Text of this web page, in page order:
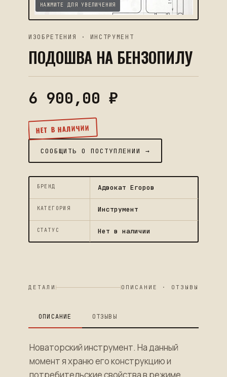
НАЖМИТЕ ДЛЯ УВЕЛИЧЕНИЯ
ИЗОБРЕТЕНИЯ · ИНСТРУМЕНТ
ПОДОШВА НА БЕНЗОПИЛУ
6 900,00₽
НЕТ В НАЛИЧИИ
СООБЩИТЬ О ПОСТУПЛЕНИИ →
БРЕНД Адвокат Егоров
КАТЕГОРИЯ Инструмент
СТАТУС Нет в наличии
ДЕТАЛИ ОПИСАНИЕ · ОТЗЫВЫ
ОПИСАНИЕ ОТЗЫВЫ
Новаторский инструмент. На данный
момент я храню его конструкцию и